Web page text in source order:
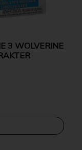
3 WOLVERINE